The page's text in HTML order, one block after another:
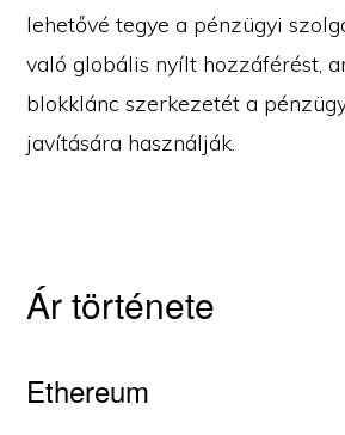
lehetővé tegye a pénzügyi
való globális nyílt hozzáférést,
blokklánc szerkezetét a
javítására használják.
Ár története
Ethereum